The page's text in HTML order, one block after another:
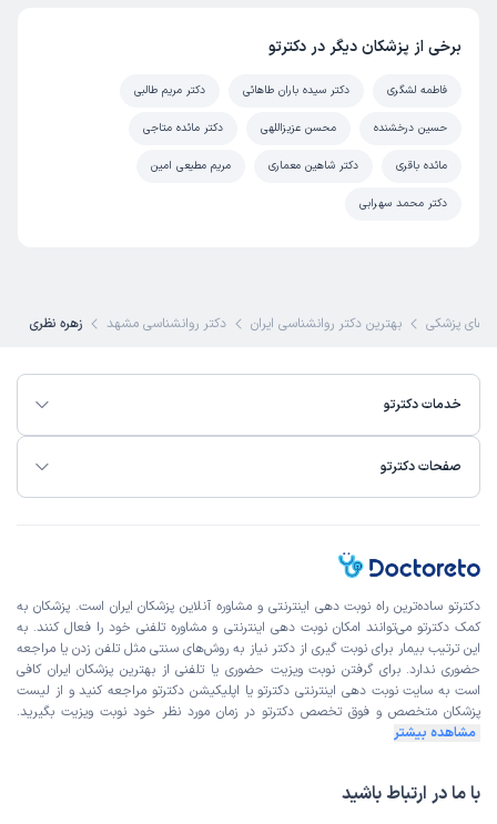
برخی از پزشکان دیگر در دکترتو
فاطمه لشگری دکتر سیده باران طاهائی دکتر مریم طالبی
حسین درخشنده محسن عزیزاللهی دکتر مائده متاجی
مائده باقری دکتر شاهین معماری مریم مطیعی امین
دکتر محمد سهرابی
پزشکی بهترین دکتر روانشناسی ایران دکتر روانشناسی مشهد زهره نظری
خدمات دکترتو
صفحات دکترتو
دکترتو ساده‌ترین راه نوبت‌ دهی اینترنتی و مشاوره آنلاین پزشکان ایران است. پزشکان به
کمک دکترتو می‌توانند امکان نوبت دهی اینترنتی و مشاوره تلفنی خود را فعال کنند. به
این ترتیب بیمار برای نوبت گیری از دکتر نیاز به روش‌های سنتی مثل تلفن زدن یا مراجعه
حضوری ندارد. برای گرفتن نوبت ویزیت حضوری یا تلفنی از بهترین پزشکان ایران کافی
است به سایت نوبت دهی اینترنتی دکترتو یا اپلیکیشن دکترتو مراجعه کنید و از لیست
پزشکان متخصص و فوق تخصص دکترتو در زمان مورد نظر خود نوبت ویزیت بگیرید.
مشاهده بیشتر
با ما در ارتباط باشید